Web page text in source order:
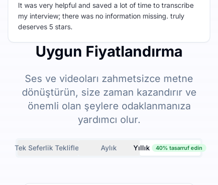
It was very helpful and saved a lot of time to transcribe
my interview; there was no information missing. truly
deserves 5 stars.
Uygun Fiyatlandırma
Ses ve videoları zahmetsizce metne
dönüştürün, size zaman kazandırır ve
önemli olan şeylere odaklanmanıza
yardımcı olur.
Tek Seferlik Teklifler Aylık Yıllık 40% tasarruf edin